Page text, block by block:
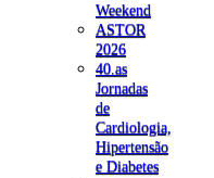
Weekend
ASTOR
2026
40.as
Jornadas
de
Cardiologia,
Hipertensão
e Diabetes